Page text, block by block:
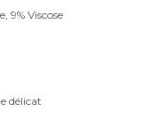
9% Viscose
délicat